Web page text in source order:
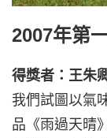
2007年第
得獎者：王朱
我們試圖以氣
品《雨過天晴